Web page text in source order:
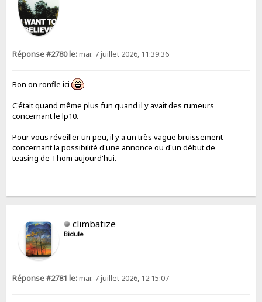
Réponse #2780 le:mar. 7 juillet 2026, 11:39:36
Bon on ronfle ici
C'était quand même plus fun quand il y avait des rumeurs
concernant le lp10.
Pour vous réveiller un peu, il y a un très vague bruissement
concernant la possibilité d'une annonce ou d'un début de
teasing de Thom aujourd'hui.
climbatize
Bidule
Réponse #2781 le:mar. 7 juillet 2026, 12:15:07